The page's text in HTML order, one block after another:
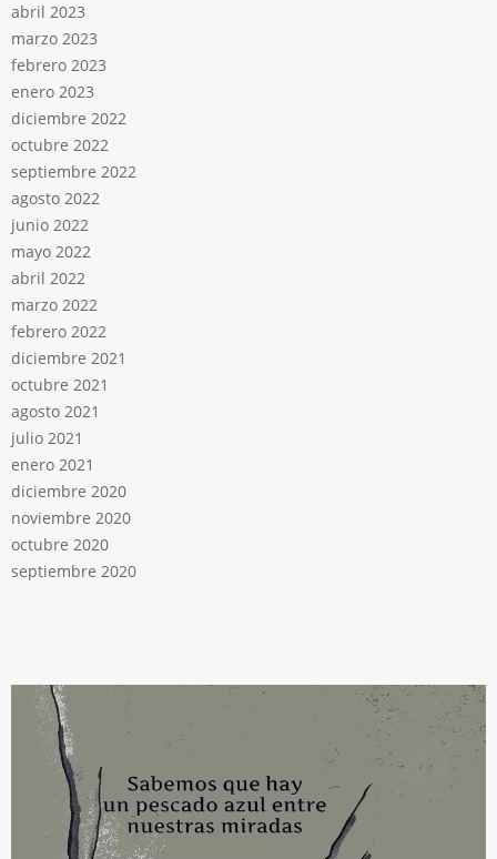
abril 2023
marzo 2023
febrero 2023
enero 2023
diciembre 2022
octubre 2022
septiembre 2022
agosto 2022
junio 2022
mayo 2022
abril 2022
marzo 2022
febrero 2022
diciembre 2021
octubre 2021
agosto 2021
julio 2021
enero 2021
diciembre 2020
noviembre 2020
octubre 2020
septiembre 2020